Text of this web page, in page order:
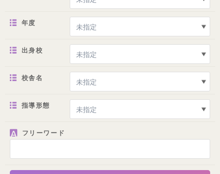
年度
出身校
校舎名
指導形態
フリーワード